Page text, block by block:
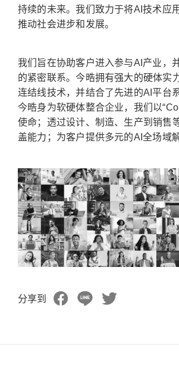
持续的未来。我们致力于将AI技术应
推动社会进步和发展。
我们旨在协助客户进入参与AI产业，
的紧密联系。今晧拥有强大的硬体实
连结线技术，并结合了先进的AI平台
今晧身为软硬体整合企业，我们以
使命；透过设计、制造、生产到销售
盖能力；为客户提供多元的AI全场域
分享到